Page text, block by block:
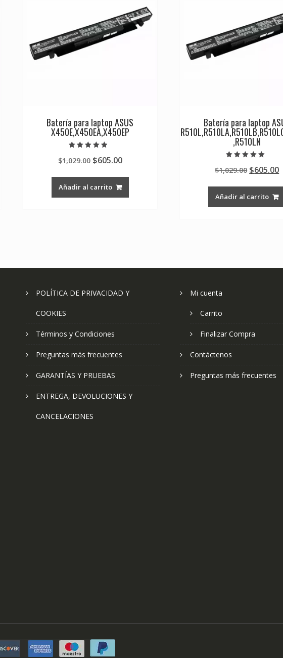
Batería para laptop ASUS
X450E,X450EA,X450EP
4.50
de 5
$1,029.00 Original
was:
$1,029.00.
$605.00Current
$605.00.
Añadir al carrito
Batería para laptop
,R510LN
5.00
de 5
$1,029.00 Original
was:
$1,029.00.
$605.00
Añadir al carrito
POLÍTICA DE PRIVACIDAD Y
COOKIES
Términos y Condiciones
Preguntas más frecuentes
GARANTÍAS Y PRUEBAS
ENTREGA, DEVOLUCIONES Y
CANCELACIONES
Mi cuenta
Carrito
Finalizar Compra
Contáctenos
Preguntas más frecuentes